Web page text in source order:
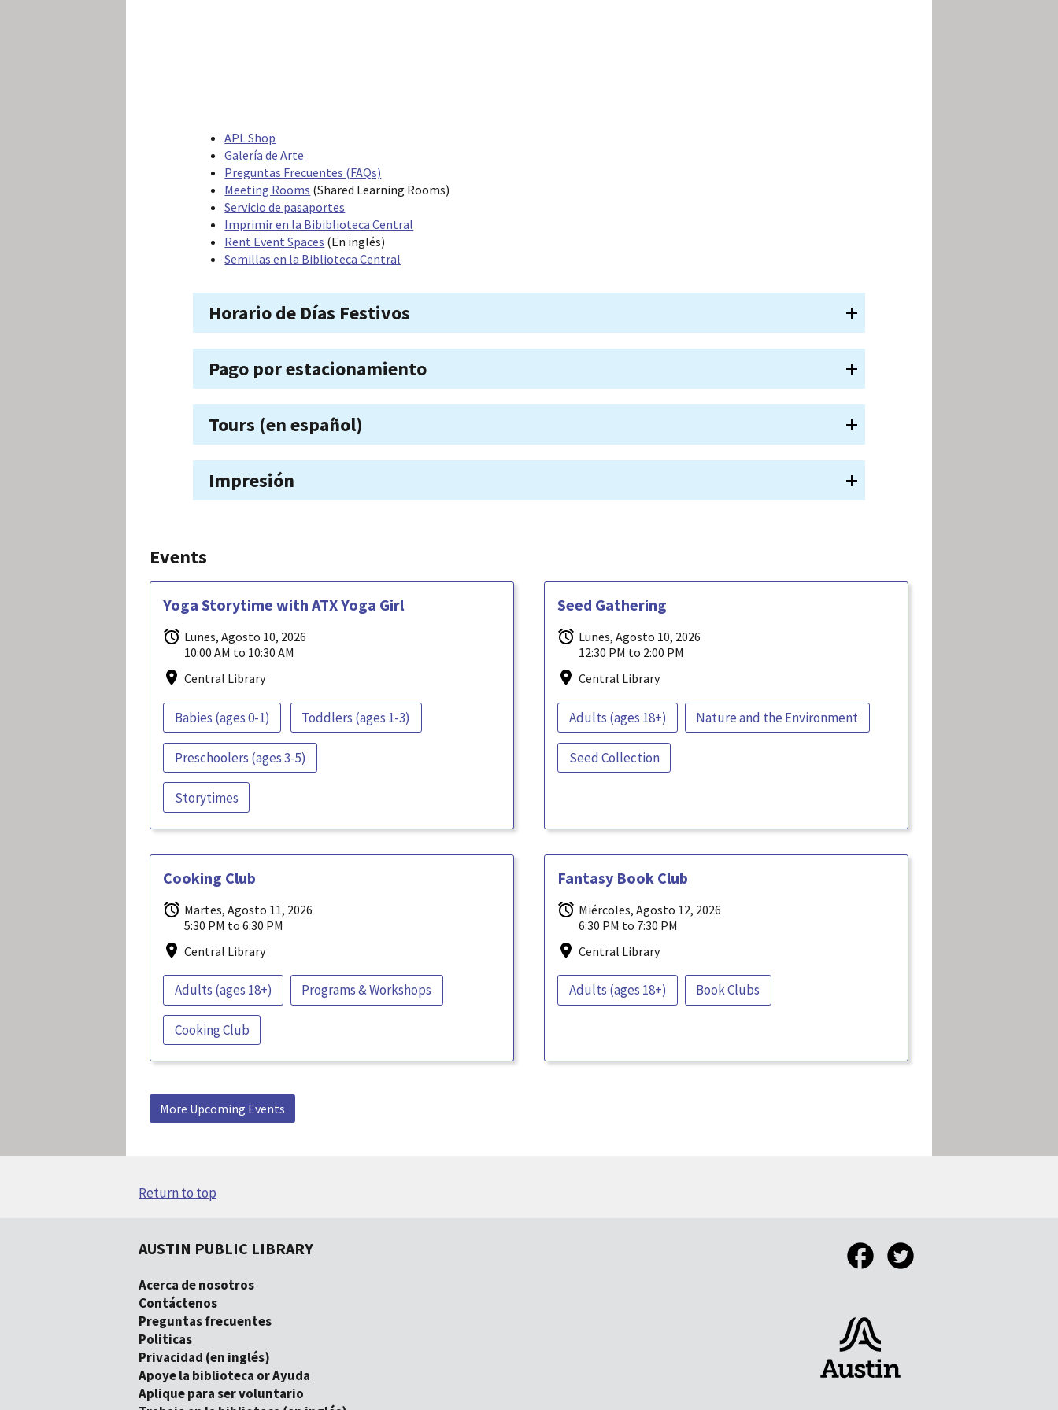
APL Shop
Galería de Arte
Preguntas Frecuentes (FAQs)
Meeting Rooms (Shared Learning Rooms)
Servicio de pasaportes
Imprimir en la Bibiblioteca Central
Rent Event Spaces (En inglés)
Semillas en la Biblioteca Central
Horario de Días Festivos
Pago por estacionamiento
Tours (en español)
Impresión
Events
Yoga Storytime with ATX Yoga Girl
Lunes, Agosto 10, 2026
10:00 AM to 10:30 AM
Central Library
Babies (ages 0-1) Toddlers (ages 1-3)
Preschoolers (ages 3-5)
Storytimes
Seed Gathering
Lunes, Agosto 10, 2026
12:30 PM to 2:00 PM
Central Library
Adults (ages 18+) Nature and the Environment
Seed Collection
Cooking Club
Martes, Agosto 11, 2026
5:30 PM to 6:30 PM
Central Library
Adults (ages 18+) Programs & Workshops
Cooking Club
Fantasy Book Club
Miércoles, Agosto 12, 2026
6:30 PM to 7:30 PM
Central Library
Adults (ages 18+) Book Clubs
More Upcoming Events
Return to top
AUSTIN PUBLIC LIBRARY
Acerca de nosotros
Contáctenos
Preguntas frecuentes
Politicas
Privacidad (en inglés)
Apoye la biblioteca or Ayuda
Aplique para ser voluntario